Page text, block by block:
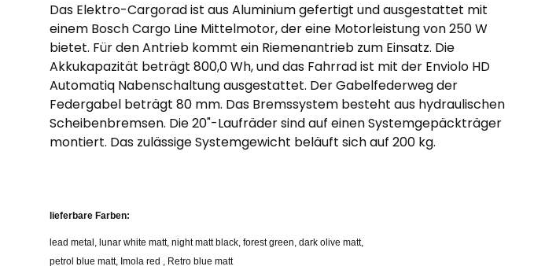
Das Elektro-Cargorad ist aus Aluminium gefertigt und ausgestattet mit
einem Bosch Cargo Line Mittelmotor, der eine Motorleistung von 250 W
bietet. Für den Antrieb kommt ein Riemenantrieb zum Einsatz. Die
Akkukapazität beträgt 800,0 Wh, und das Fahrrad ist mit der Enviolo HD
Automatiq Nabenschaltung ausgestattet. Der Gabelfederweg der
Federgabel beträgt 80 mm. Das Bremssystem besteht aus hydraulischen
Scheibenbremsen. Die 20"-Laufräder sind auf einen Systemgepäckträger
montiert. Das zulässige Systemgewicht beläuft sich auf 200 kg.
lieferbare Farben:
lead metal, lunar white matt, night matt black, forest green, dark olive matt,
petrol blue matt, Imola red , Retro blue matt